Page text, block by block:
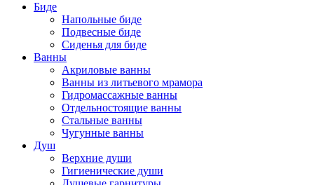
Биде
Напольные биде
Подвесные биде
Сиденья для биде
Ванны
Акриловые ванны
Ванны из литьевого мрамора
Гидромассажные ванны
Отдельностоящие ванны
Стальные ванны
Чугунные ванны
Душ
Верхние души
Гигиенические души